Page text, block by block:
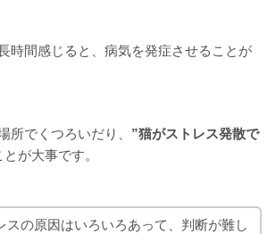
時間感じると、病気を発症させることが
所でくつろいだり、 ”猫がストレス発散で
とが大事です。
スの原因はいろいろあって、判断が難し